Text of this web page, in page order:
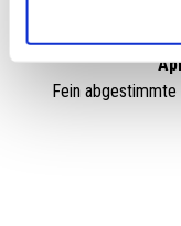
Fein